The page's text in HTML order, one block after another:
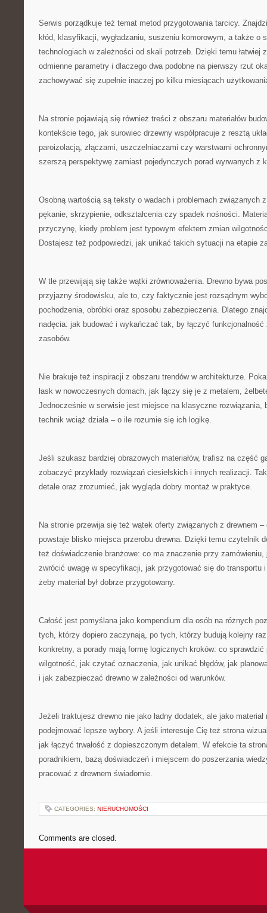
Serwis porządkuje też temat metod przygotowania tarcicy.
kłód, klasyfikacji, wygładzaniu, suszeniu komorowym, a także o
technologiach w zależności od skali potrzeb. Dzięki temu łatwiej
odmienne parametry i dlaczego dwa podobne na pierwszy rzut
zachowywać się zupełnie inaczej po kilku miesiącach
Na stronie pojawiają się również treści z obszaru materiałów
kontekście tego, jak surowiec drzewny współpracuje z resztą
paroizolacją, złączami, uszczelniaczami czy warstwami
szerszą perspektywę zamiast pojedynczych porad wyrwanych z
Osobną wartością są teksty o wadach i problemach związanych
pękanie, skrzypienie, odkształcenia czy spadek nośności.
przyczynę, kiedy problem jest typowym efektem zmian
Dostajesz też podpowiedzi, jak unikać takich sytuacji na etapie
W tle przewijają się także wątki zrównoważenia. Drewno bywa
przyjazny środowisku, ale to, czy faktycznie jest rozsądnym
pochodzenia, obróbki oraz sposobu zabezpieczenia. Dlatego
nadęcia: jak budować i wykańczać tak, by łączyć
zasobów.
Nie brakuje też inspiracji z obszaru trendów w architekturze.
łask w nowoczesnych domach, jak łączy się je z metalem,
Jednocześnie w serwisie jest miejsce na klasyczne rozwiązania,
technik wciąż działa – o ile rozumie się ich logikę.
Jeśli szukasz bardziej obrazowych materiałów, trafisz na część
zobaczyć przykłady rozwiązań ciesielskich i innych realizacji.
detale oraz zrozumieć, jak wygląda dobry montaż w praktyce.
Na stronie przewija się też wątek oferty związanych z drewnem
powstaje blisko miejsca przerobu drewna. Dzięki temu czytelnik
też doświadczenie branżowe: co ma znaczenie przy
zwrócić uwagę w specyfikacji, jak przygotować się do transportu
żeby materiał był dobrze przygotowany.
Całość jest pomyślana jako kompendium dla osób na różnych
tych, którzy dopiero zaczynają, po tych, którzy budują kolejny
konkretny, a porady mają formę logicznych kroków: co
wilgotność, jak czytać oznaczenia, jak unikać błędów, jak
i jak zabezpieczać drewno w zależności od warunków.
Jeżeli traktujesz drewno nie jako ładny dodatek, ale jako
podejmować lepsze wybory. A jeśli interesuje Cię też strona
jak łączyć trwałość z dopieszczonym detalem. W efekcie ta
poradnikiem, bazą doświadczeń i miejscem do poszerzania
pracować z drewnem świadomie.
CATEGORIES: NIERUCHOMOŚCI
Comments are closed.